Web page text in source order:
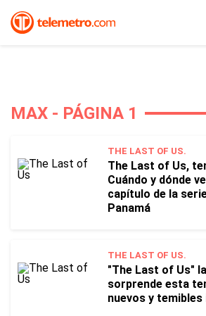
MAX - PÁGINA 1
THE LAST OF US.
The Last of Us,
Cuándo y dónde
capítulo de la
Panamá
THE LAST OF US.
"The Last of Us"
sorprende esta
nuevos y